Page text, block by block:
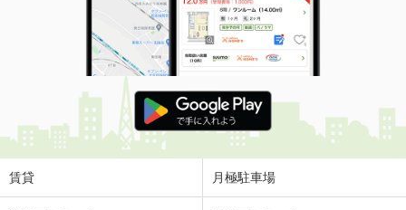
賃貸 月極駐車場